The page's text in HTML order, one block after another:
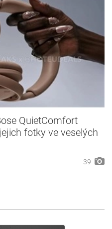
QuietComfort
fotky ve veselých
39